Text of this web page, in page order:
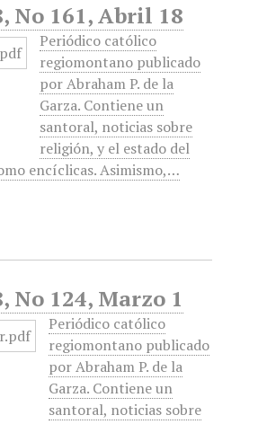
No 161, Abril 18
Periódico católico
regiomontano publicado
por Abraham P. de la
Garza. Contiene un
santoral, noticias sobre
religión, y el estado del
encíclicas. Asimismo,…
No 124, Marzo 1
Periódico católico
regiomontano publicado
por Abraham P. de la
Garza. Contiene un
santoral, noticias sobre